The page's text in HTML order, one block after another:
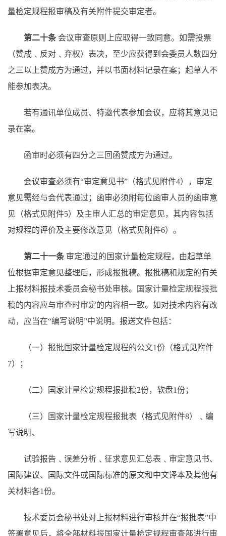
量检定规程报审稿及有关附件提交审定者。
第二十条 会议审查原则上应取得一致同意。如需投票
（赞成﹑反对﹑弃权）表决，至少应获得到会委员人数四分
之三以上赞成方为通过，并以书面材料记录在案；起草人不
能参加表决。
若有通讯单位成员、特邀代表参加会议，应将其意见记
录在案。
函审时必须有四分之三回函赞成方为通过。
会议审查必须有“审定意见书”（格式见附件4），审定
意见需经与会代表通过；函审必须附每位函审人员的函审意
见（格式见附件5）及主审人汇总的审定意见，其内容包括
对规程的评价及主要修改意见（格式见附件6）。
第二十一条 审定通过的国家计量检定规程，由起草单
位根据审定意见整理后，形成报批稿。报批稿和规定的有关
上报材料报技术委员会秘书处审核。国家计量检定规程报批
稿的内容应与审查时审定的内容相一致。如对技术内容有改
动，应当在“编写说明”中说明。报送文件包括：
（一）报批国家计量检定规程的公文1份（格式见附件
7）；
（二）国家计量检定规程报批稿2份，软盘1份；
（三）国家计量检定规程报批表（格式见附件8）﹑编
写说明、
试验报告﹑误差分析﹑征求意见汇总表﹑审定意见书、
国际建议、国际文件或国际标准的原文和中文译本及其他有
关材料各1份。
技术委员会秘书处对上报材料进行审核并在“报批表”中
签署意见后，将全部材料报国家计量检定规程审查部进行审